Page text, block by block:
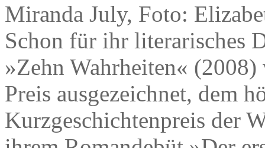
Miranda July, Foto:
Schon für ihr literarisches
»Zehn Wahrheiten«
Preis ausgezeichnet, dem
Kurzgeschichtenpreis der